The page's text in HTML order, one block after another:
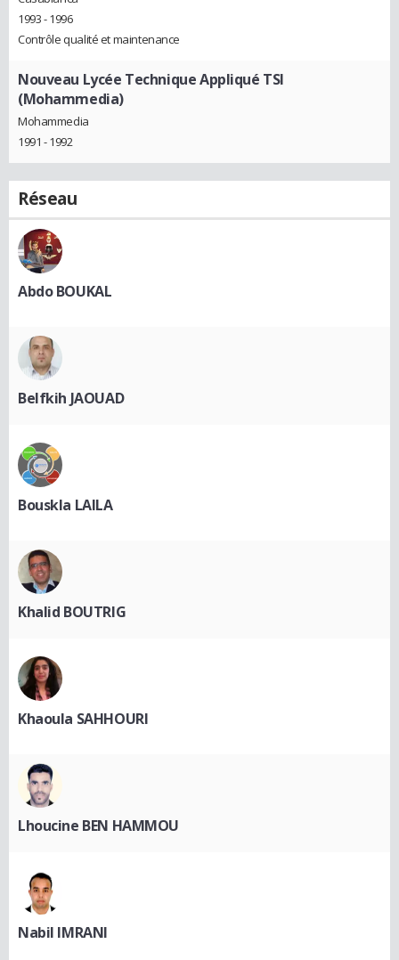
1993 - 1996
Contrôle qualité et maintenance
Nouveau Lycée Technique Appliqué TSI
(Mohammedia)
Mohammedia
1991 - 1992
Réseau
Abdo BOUKAL
Belfkih JAOUAD
Bouskla LAILA
Khalid BOUTRIG
Khaoula SAHHOURI
Lhoucine BEN HAMMOU
Nabil IMRANI